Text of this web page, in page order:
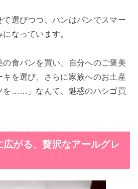
て選びつつ、パンはパンでスマー
なっています。
の食パンを買い、自分へのご褒美
を選び、さらに家族へのお土産
を……」なんて、魅惑のハシゴ買
がる、贅沢なアールグレ